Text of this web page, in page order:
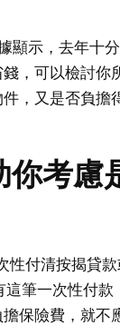
顯示，去年十
，可以檢討你
，又是否負擔
考慮
性付清按揭貸
筆一次性付
保險費，就不